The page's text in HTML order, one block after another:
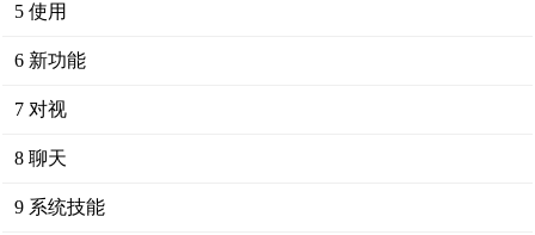
5 使用
6 新功能
7 对视
8 聊天
9 系统技能